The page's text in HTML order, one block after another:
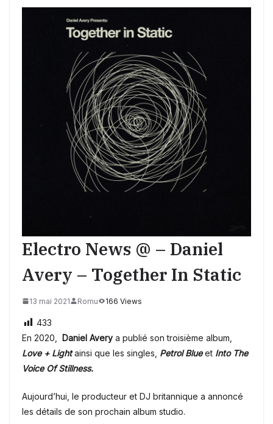
Electro News @ – Daniel
Avery – Together In Static
13 mai 2021 Romu 166 Views
433
En 2020, Daniel Avery a publié son troisième album,
Love + Lightainsi que les singles, Petrol Blueet Into The
Voice Of Stillness.
Aujourd’hui, le producteur et DJ britannique a annoncé
les détails de son prochain album studio.